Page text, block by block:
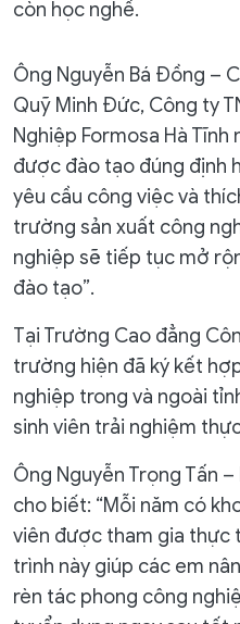
còn học nghề.
Ông Nguyễn Bá Đồng –
Quỹ Minh Đức, Công ty
Nghiệp Formosa Hà Tĩnh
được đào tạo đúng định
yêu cầu công việc và
trường sản xuất công
nghiệp sẽ tiếp tục mở
đào tạo”.
Tại Trường Cao đẳng
trường hiện đã ký kết
nghiệp trong và ngoài
sinh viên trải nghiệm
Ông Nguyễn Trọng Tấn
cho biết: “Mỗi năm có
viên được tham gia thực
trình này giúp các em
rèn tác phong công